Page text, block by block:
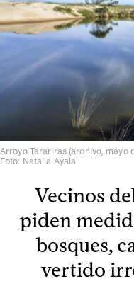
Arroyo Tarariras (archivo, mayo
Foto: Natalia Ayala
Vecinos
piden
bosques,
vertido